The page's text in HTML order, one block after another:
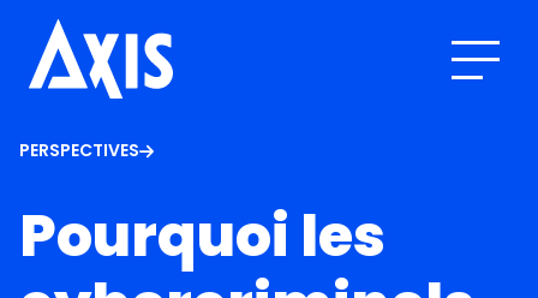
PERSPECTIVES
Pourquoi les